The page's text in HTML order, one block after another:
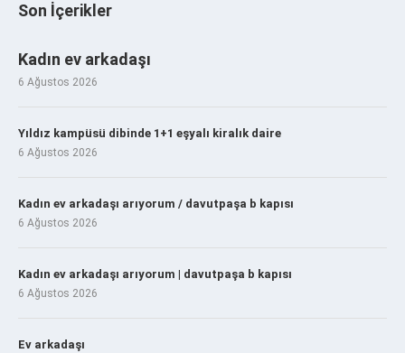
Son İçerikler
Kadın ev arkadaşı
6 Ağustos 2026
Yıldız kampüsü dibinde 1+1 eşyalı kiralık daire
6 Ağustos 2026
Kadın ev arkadaşı arıyorum / davutpaşa b kapısı
6 Ağustos 2026
Kadın ev arkadaşı arıyorum | davutpaşa b kapısı
6 Ağustos 2026
Ev arkadaşı